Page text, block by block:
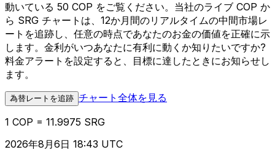
動いている 50 COP をご覧ください。当社のライブ COP か
ら SRG チャートは、12か月間のリアルタイムの中間市場レ
ートを追跡し、任意の時点であなたのお金の価値を正確に示
します。金利がいつあなたに有利に動くか知りたいですか?
料金アラートを設定すると、目標に達したときにお知らせし
ます。
為替レートを追跡 チャート全体を見る
1 COP = 11.9975 SRG
2026年8月6日 18:43 UTC